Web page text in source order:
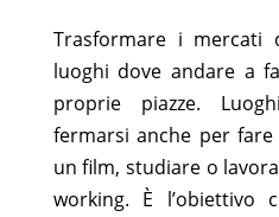
Trasformare i mercati
luoghi dove andare a
proprie piazze.
fermarsi anche per
un film, studiare o
working. È l’obiettivo